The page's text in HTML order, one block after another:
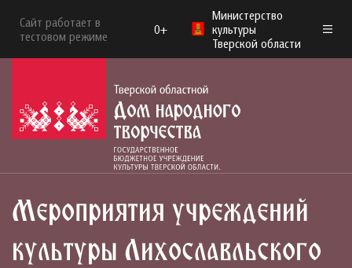
Сайт работает в
тестовом режиме
0+
Министерство
культуры
Тверской области
Мероприятия учреждений
культуры Лихославльского